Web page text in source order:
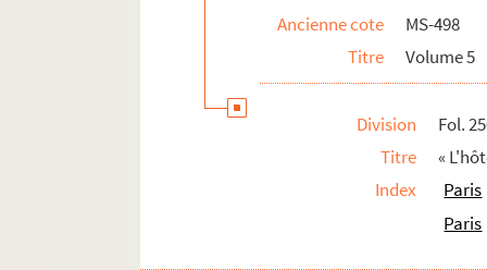
Ancienne cote
MS-498
Titre
Volume 5
Division
Fol.
Titre
«
Index
Paris
Paris